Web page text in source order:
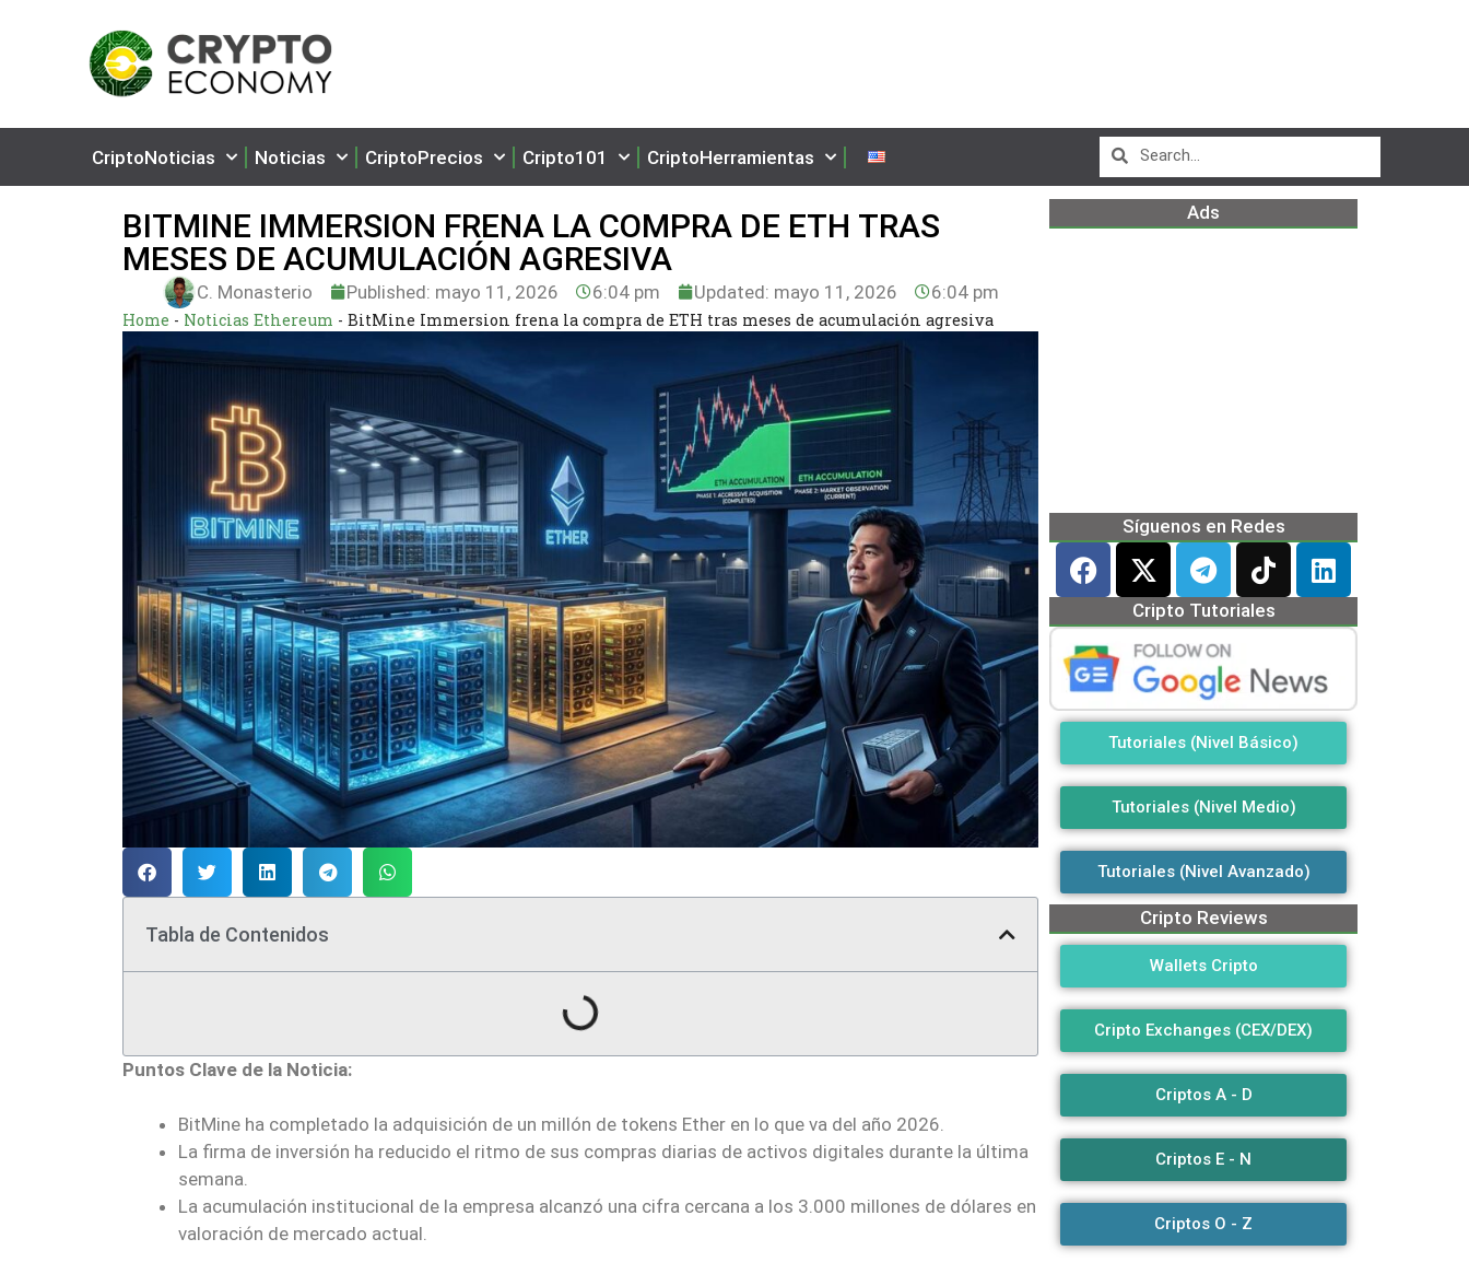
CriptoNoticias Noticias CriptoPrecios Cripto101 CriptoHerramientas
BITMINE IMMERSION FRENA LA COMPRA DE ETH TRAS
MESES DE ACUMULACIÓN AGRESIVA
C. Monasterio Published: mayo 11, 2026 6:04 pm Updated: mayo 11, 2026 6:04 pm
Home - Noticias Ethereum - BitMine Immersion frena la compra de ETH tras meses de acumulación agresiva
Tabla de Contenidos
Puntos Clave de la Noticia:
BitMine ha completado la adquisición de un millón de tokens Ether en lo que va del año 2026.
La firma de inversión ha reducido el ritmo de sus compras diarias de activos digitales durante la última
semana.
La acumulación institucional de la empresa alcanzó una cifra cercana a los 3.000 millones de dólares en
valoración de mercado actual.
Ads
Síguenos en Redes
Cripto Tutoriales
Tutoriales (Nivel Básico)
Tutoriales (Nivel Medio)
Tutoriales (Nivel Avanzado)
Cripto Reviews
Wallets Cripto
Cripto Exchanges (CEX/DEX)
Criptos A - D
Criptos E - N
Criptos O - Z